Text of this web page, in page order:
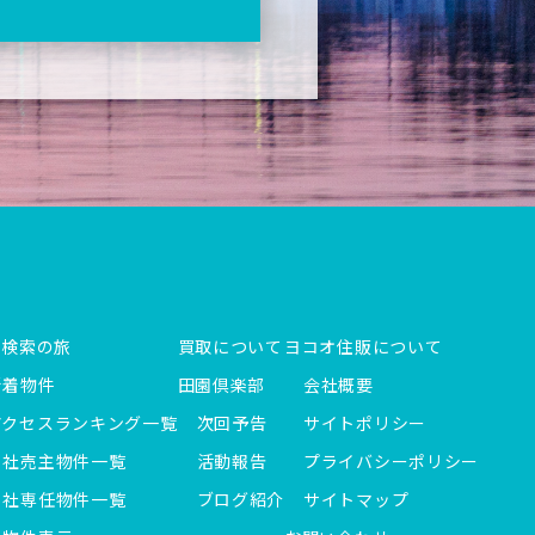
索の旅
物件
セスランキング一覧
売主物件一覧
専任物件一覧
買取について
田園倶楽部
次回予告
活動報告
ブログ紹介
ヨコオ住販について
会社概要
サイトポリシー
プライバシーポリシー
サイトマップ